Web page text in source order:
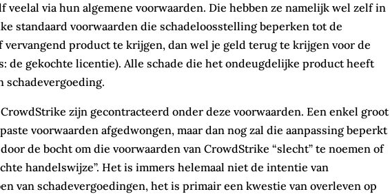
veelal via hun algemene voorwaarden. Die hebben ze namelijk wel zelf in
standaard voorwaarden die schadeloosstelling beperken tot de
product te krijgen, dan wel je geld terug te krijgen voor de
de gekochte licentie). Alle schade die het ondeugdelijke product heeft
schadevergoeding.
zijn gecontracteerd onder deze voorwaarden. Een enkel groot
voorwaarden afgedwongen, maar dan nog zal die aanpassing beperkt
de bocht om die voorwaarden van CrowdStrike “slecht” te noemen of
handelswijze”. Het is immers helemaal niet de intentie van
van schadevergoedingen, het is primair een kwestie van overleven op